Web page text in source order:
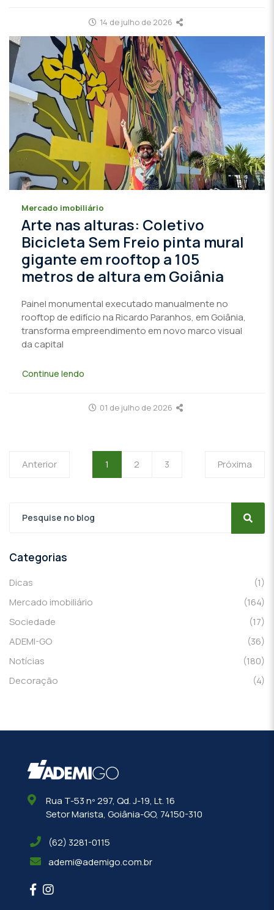
14 de julho de 2026
Mercado imobiliário
Arte nas alturas: Coletivo
Bicicleta Sem Freio pinta mural
gigante em rooftop a 105
metros de altura em Goiânia
Painel monumental executado manualmente no
rooftop de edifício na Ricardo Paranhos, em Goiânia,
transforma empreendimento em novo marco visual
da capital
Continue lendo
01 de julho de 2026
Anterior 1 2 3 Próxima
Categorias
Dicas
(1)
Mercado imobiliário
(164)
Sociedade
(17)
ADEMI-GO
(36)
Notícias
(180)
Decoração
(4)
Rua T-53 nº 297, Qd. J-19, Lt. 16
Setor Marista, Goiânia-GO, 74150-310
(62) 3281-0115
ademi@ademigo.com.br